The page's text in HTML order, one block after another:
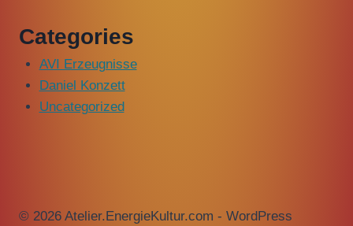
Categories
AVI Erzeugnisse
Daniel Konzett
Uncategorized
© 2026 Atelier.EnergieKultur.com - WordPress